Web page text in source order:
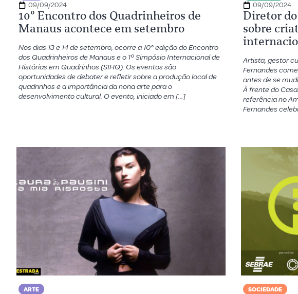
09/09/2024
10º Encontro dos Quadrinheiros de
Manaus acontece em setembro
Nos dias 13 e 14 de setembro, ocorre a 10° edição do Encontro
dos Quadrinheiros de Manaus e o 1º Simpósio Internacional de
Histórias em Quadrinhos (SIHQ). Os eventos são
oportunidades de debater e refletir sobre a produção local de
quadrinhos e a importância da nona arte para o
desenvolvimento cultural. O evento, iniciado em […]
09/09/2024
Diretor
sobre
Artista, gestor
Fernandes
antes de se
À frente do
referência no
Fernandes
ARTE SOCIEDADE